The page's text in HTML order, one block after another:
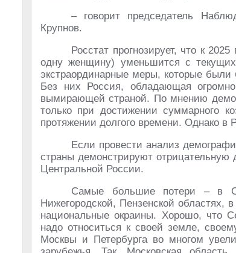
– говорит председатель
Крупнов.
Росстат прогнозирует, что к
одну женщину) уменьшится с
экстраординарные меры, которые
Без них Россия, обладающая
вымирающей страной. По мнению
только при достижении суммарного
протяжении долгого времени. Однако в
Если провести анализ
страны демонстрируют
Центральной России.
Самые большие потери – в
Нижегородской, Пензенской
национальные окраины. Хорошо, что
надо относиться к своей земле,
Москвы и Петербурга во многом